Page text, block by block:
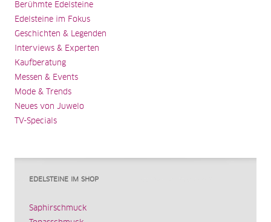
Berühmte Edelsteine
Edelsteine im Fokus
Geschichten & Legenden
Interviews & Experten
Kaufberatung
Messen & Events
Mode & Trends
Neues von Juwelo
TV-Specials
EDELSTEINE IM SHOP
Saphirschmuck